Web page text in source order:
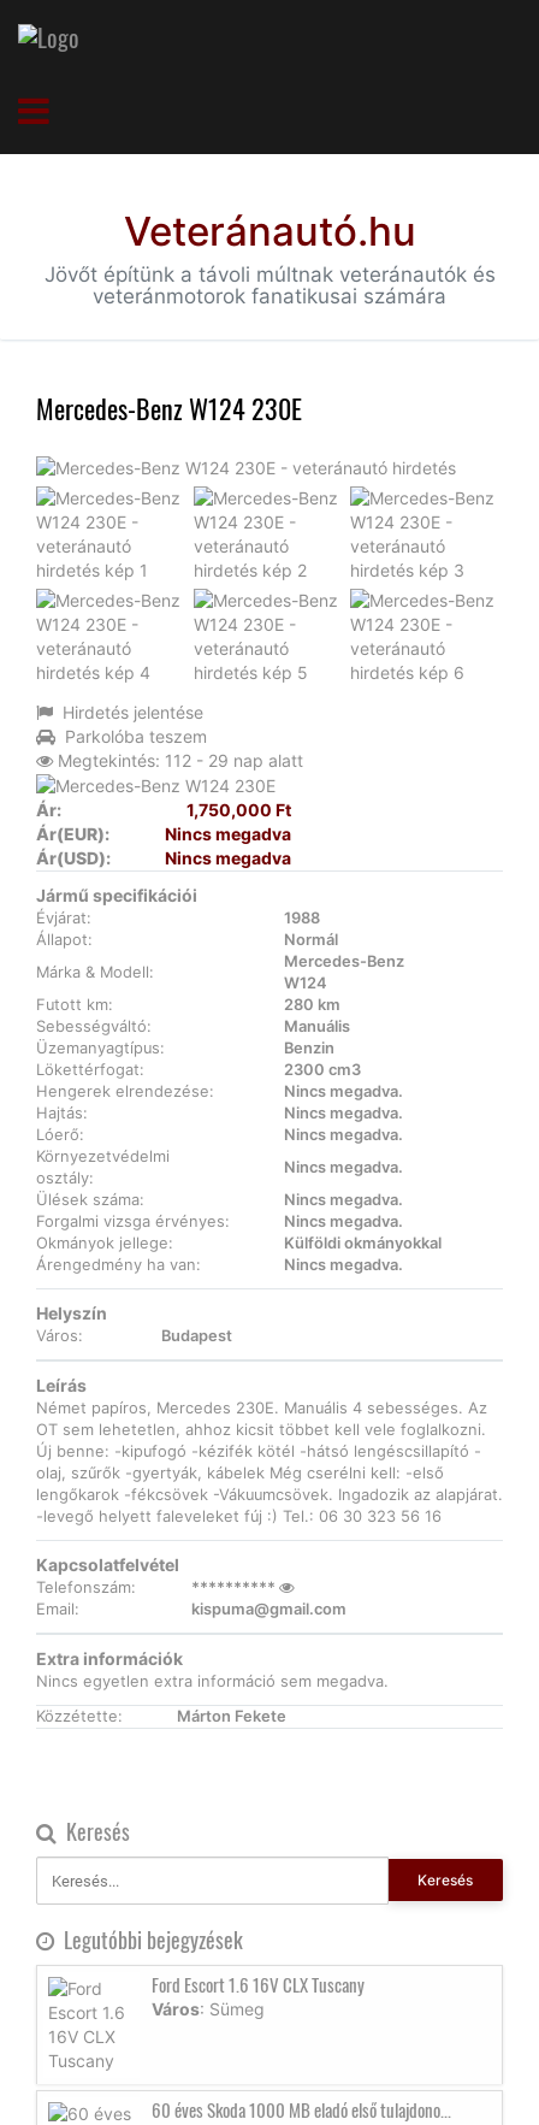
Veteránautó.hu
Jövőt építünk a távoli múltnak veteránautók és
veteránmotorok fanatikusai számára
Mercedes-Benz W124 230E
Hirdetés jelentése
Parkolóba teszem
Megtekintés: 112 - 29 nap alatt
Ár:
1,750,000 Ft
Ár(EUR):
Nincs megadva
Ár(USD):
Nincs megadva
Jármű specifikációi
Évjárat:
1988
Állapot:
Normál
Márka & Modell:
Mercedes-Benz
W124
Futott km:
280 km
Sebességváltó:
Manuális
Üzemanyagtípus:
Benzin
Lökettérfogat:
2300 cm3
Hengerek elrendezése:
Nincs megadva.
Hajtás:
Nincs megadva.
Lóerő:
Nincs megadva.
Környezetvédelmi
osztály:
Nincs megadva.
Ülések száma:
Nincs megadva.
Forgalmi vizsga érvényes:
Nincs megadva.
Okmányok jellege:
Külföldi okmányokkal
Árengedmény ha van:
Nincs megadva.
Helyszín
Város: Budapest
Leírás
Német papíros, Mercedes 230E. Manuális 4 sebességes. Az
OT sem lehetetlen, ahhoz kicsit többet kell vele foglalkozni.
Új benne: -kipufogó -kézifék kötél -hátsó lengéscsillapító -
olaj, szűrők -gyertyák, kábelek Még cserélni kell: -első
lengőkarok -fékcsövek -Vákuumcsövek. Ingadozik az alapjárat.
-levegő helyett faleveleket fúj :) Tel.: 06 30 323 56 16
Kapcsolatfelvétel
Telefonszám:
**********
Email:
kispuma@gmail.com
Extra információk
Nincs egyetlen extra információ sem megadva.
Közzétette:
Márton Fekete
Keresés
Keresés
Legutóbbi bejegyzések
Ford Escort 1.6 16V CLX Tuscany
Város: Sümeg
60 éves Skoda 1000 MB eladó első tulajdono...